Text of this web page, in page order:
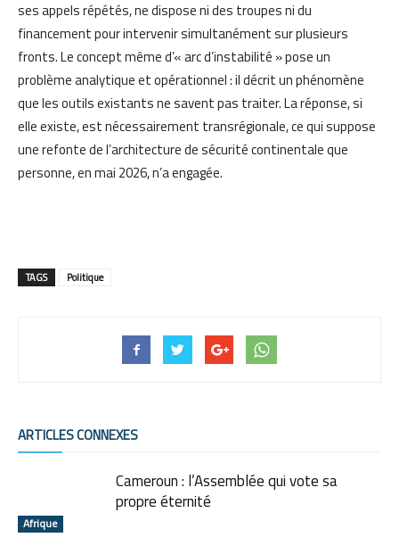
ses appels répétés, ne dispose ni des troupes ni du
financement pour intervenir simultanément sur plusieurs
fronts. Le concept même d’« arc d’instabilité » pose un
problème analytique et opérationnel : il décrit un phénomène
que les outils existants ne savent pas traiter. La réponse, si
elle existe, est nécessairement transrégionale, ce qui suppose
une refonte de l’architecture de sécurité continentale que
personne, en mai 2026, n’a engagée.
TAGS Politique
ARTICLES CONNEXES
Afrique
Cameroun : l’Assemblée qui vote sa
propre éternité